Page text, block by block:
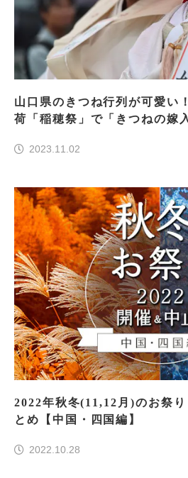
山口県のきつね行列が可愛い
荷「稲穂祭」で「きつねの嫁
2023.11.02
2022年秋冬(11,12月)のお祭
とめ【中国・四国編】
2022.10.28